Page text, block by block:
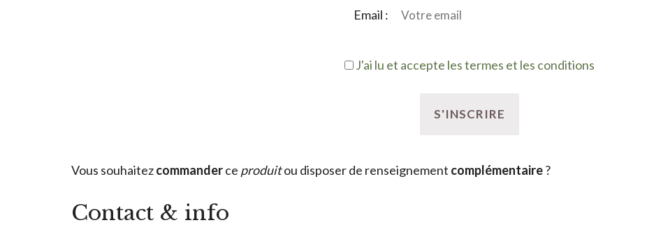
Email :
J'ai lu et accepte les termes et les conditions
Vous souhaitezcommanderce produitou disposer de renseignement complémentaire?
Contact & info